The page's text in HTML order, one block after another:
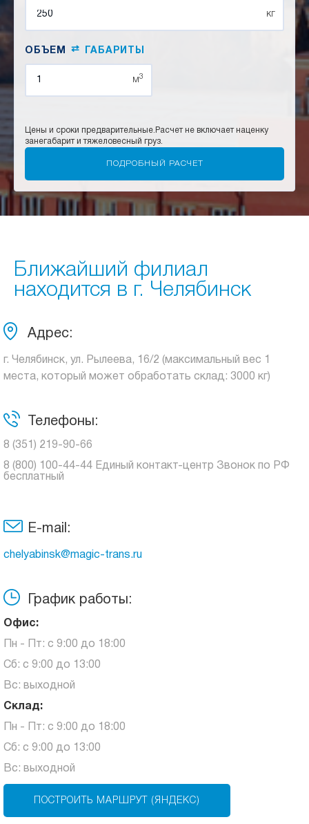
кг
ОБЪЕМ ⇄ ГАБАРИТЫ
м3
Цены и сроки предварительные. Расчет не включает наценку
занегабарит и тяжеловесный груз.
Ближайший филиал
находится в г. Челябинск
Адрес:
г. Челябинск, ул. Рылеева, 16/2 (максимальный вес 1
места, который может обработать склад: 3000 кг)
Телефоны:
8 (351) 219-90-66
8 (800) 100-44-44 Единый контакт-центр Звонок по РФ
бесплатный
E-mail:
chelyabinsk@magic-trans.ru
График работы:
Офис:
Пн - Пт: с 9:00 до 18:00
Сб: с 9:00 до 13:00
Вс: выходной
Склад:
Пн - Пт: с 9:00 до 18:00
Сб: с 9:00 до 13:00
Вс: выходной
ПОСТРОИТЬ МАРШРУТ (ЯНДЕКС)